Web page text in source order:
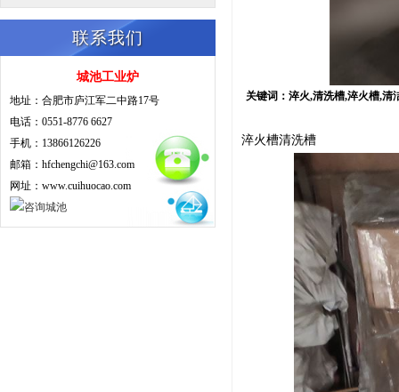
联系我们
城池工业炉
地址：合肥市庐江军二中路17号
电话：0551-8776 6627
手机：13866126226
邮箱：hfchengchi@163.com
网址：www.cuihuocao.com
关键词：淬火,清洗槽,淬火槽,清
淬火槽清洗槽